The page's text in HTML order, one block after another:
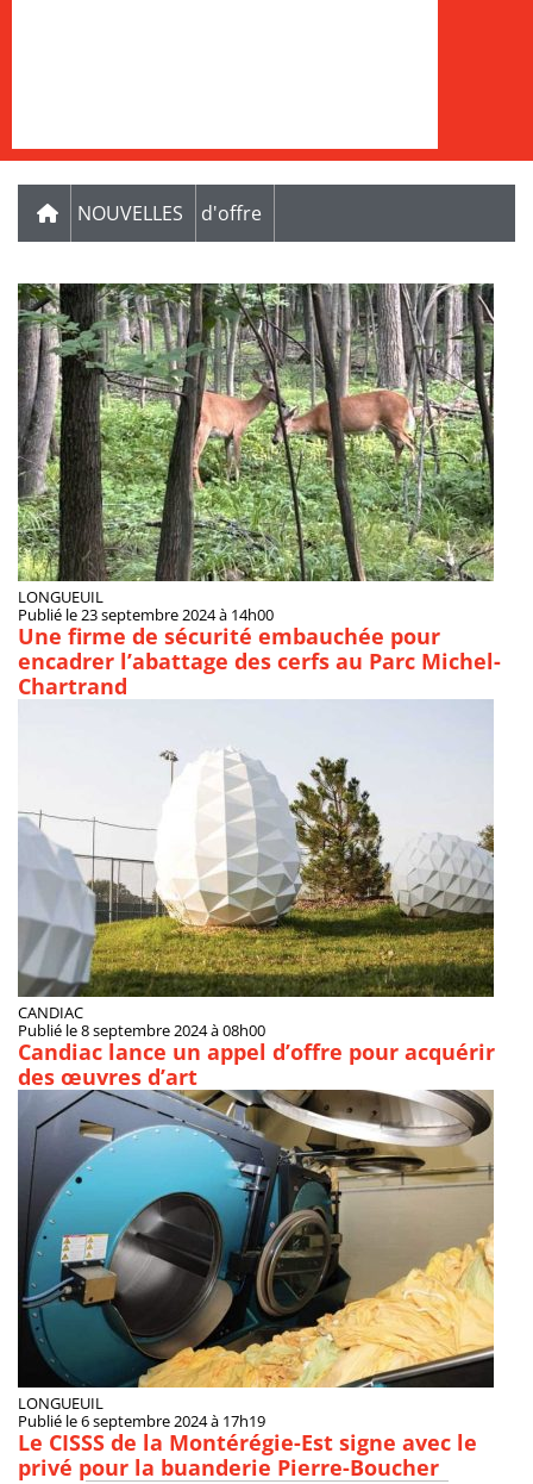
NOUVELLES d'offre
LONGUEUIL
Publié le 23 septembre 2024 à 14h00
Une firme de sécurité embauchée pour
encadrer l’abattage des cerfs au Parc Michel-
Chartrand
CANDIAC
Publié le 8 septembre 2024 à 08h00
Candiac lance un appel d’offre pour acquérir
des œuvres d’art
LONGUEUIL
Publié le 6 septembre 2024 à 17h19
Le CISSS de la Montérégie-Est signe avec le
privé pour la buanderie Pierre-Boucher